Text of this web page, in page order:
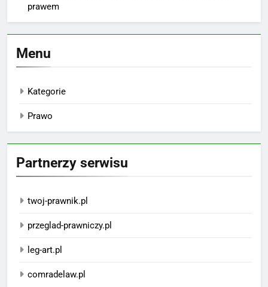
prawem
Menu
Kategorie
Prawo
Partnerzy serwisu
twoj-prawnik.pl
przeglad-prawniczy.pl
leg-art.pl
comradelaw.pl